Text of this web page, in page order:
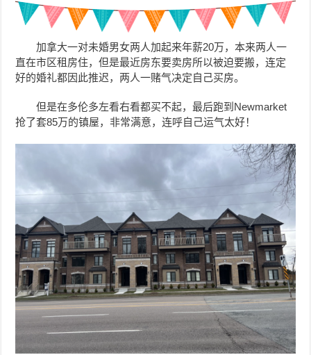
加拿大一对未婚男女两人加起来年薪20万，本来两人一
直在市区租房住，但是最近房东要卖房所以被迫要搬，连定
好的婚礼都因此推迟，两人一赌气决定自己买房。
但是在多伦多左看右看都买不起，最后跑到Newmarket
抢了套85万的镇屋，非常满意，连呼自己运气太好！